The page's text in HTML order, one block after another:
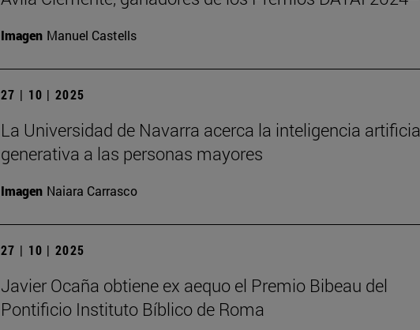
Imagen Manuel Castells
27 | 10 | 2025
La Universidad de Navarra acerca la inteligencia
generativa a las personas mayores
Imagen Naiara Carrasco
27 | 10 | 2025
Javier Ocaña obtiene ex aequo el Premio Bibeau del
Pontificio Instituto Bíblico de Roma